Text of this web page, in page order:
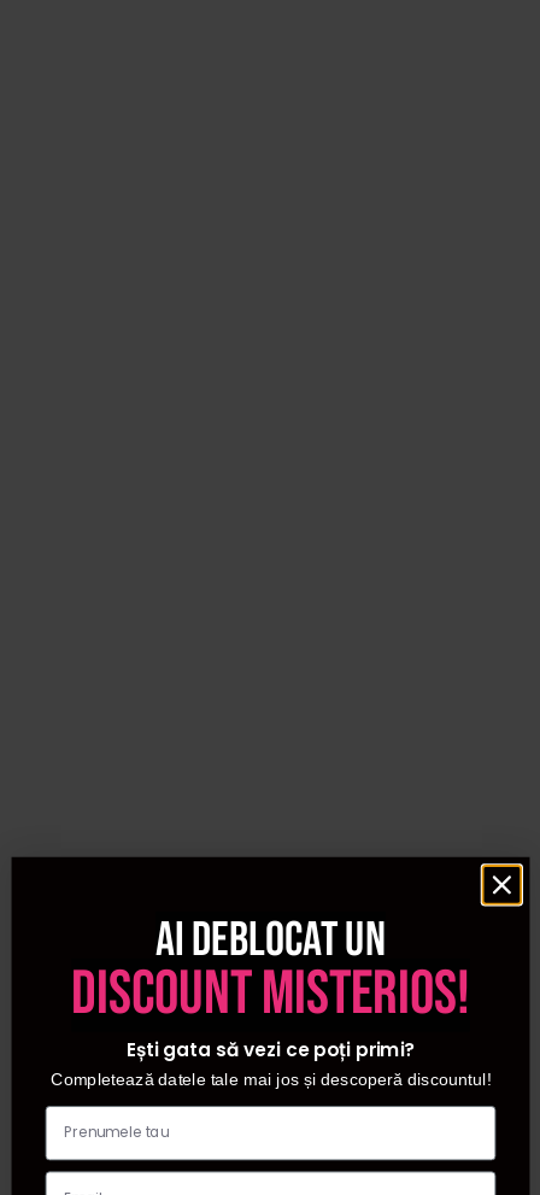
Ai deblocat un
discount misterios!
Ești gata să vezi ce poți primi?
Completează datele tale mai jos și descoperă discountul!